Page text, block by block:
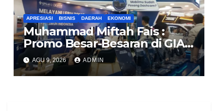
APRESIASI BISNIS DAERAH EKONOMI
Muhammad Miftah Fais :
Promo Besar-Besaran di GIAS,
GPS.id Tawarkan Free
Instalasi Free Charge
AGU 9, 2026 ADMIN